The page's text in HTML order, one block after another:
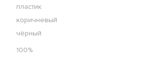
пластик
коричневый
чёрный
100%